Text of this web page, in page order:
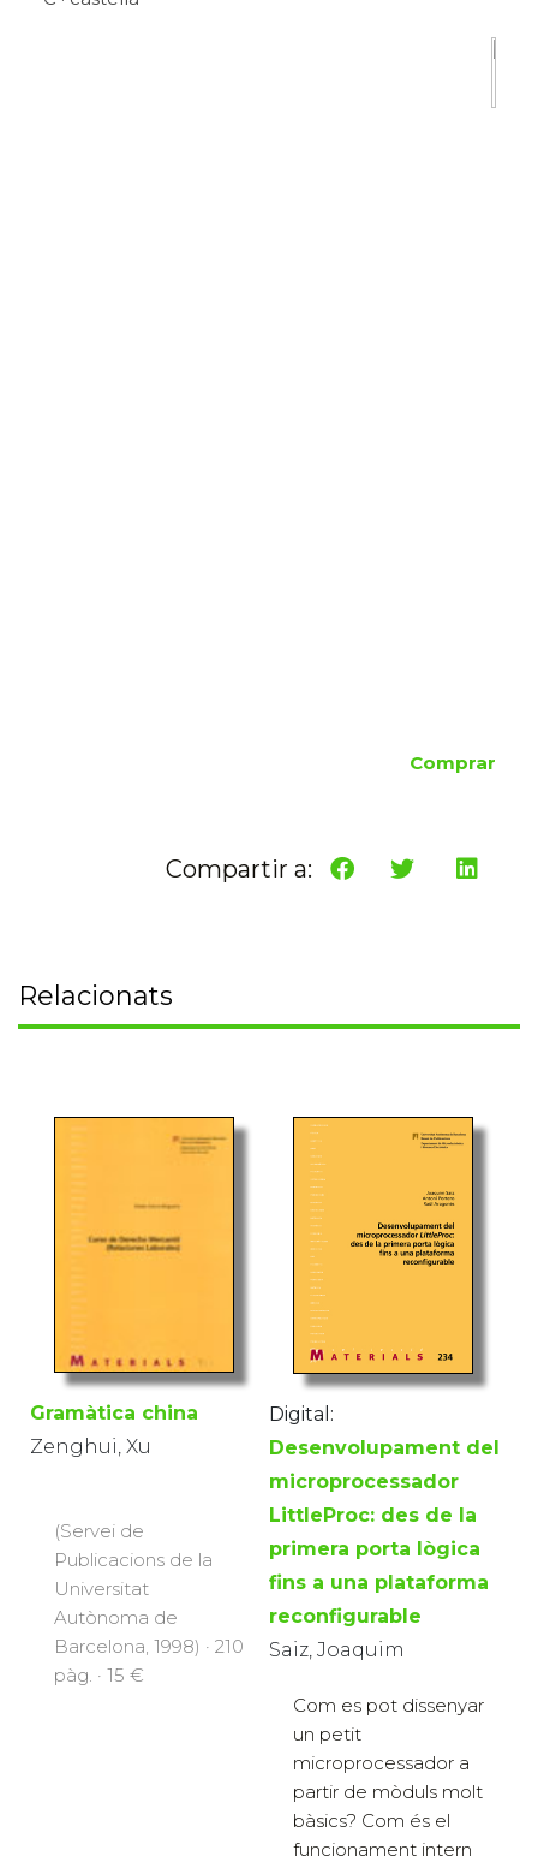
Comprar
Compartir a:
Relacionats
Gramàtica china
Zenghui, Xu
(Servei de
Publicacions de la
Universitat
Autònoma de
Barcelona, 1998) · 210
pàg. · 15 €
Digital:
Desenvolupament del
microprocessador
LittleProc: des de la
primera porta lògica
fins a una plataforma
reconfigurable
Saiz, Joaquim
Com es pot dissenyar
un petit
microprocessador a
partir de mòduls molt
bàsics? Com és el
funcionament intern